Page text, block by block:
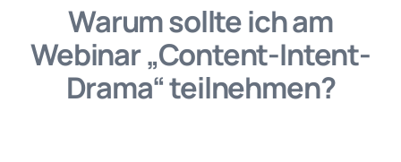
Know-how
Warum sollte ich am
Webinar „Content-Intent-
Drama“ teilnehmen?